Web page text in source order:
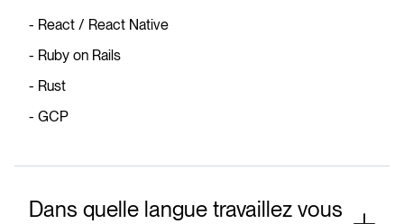
- React / React Native
- Ruby on Rails
- Rust
- GCP
Dans quelle langue travaillez vous